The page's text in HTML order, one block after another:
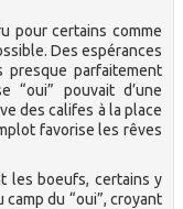
pour certains comme
Des espérances
presque parfaitement
pouvait d’une
des califes à la place
favorise les rêves
les boeufs, certains y
du “oui”, croyant